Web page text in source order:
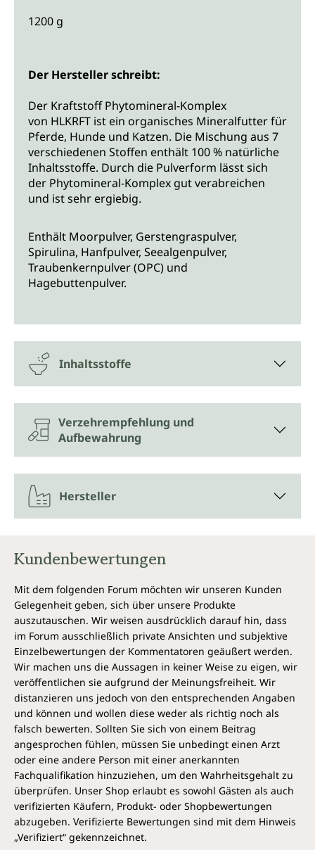
1200 g
Der Hersteller schreibt:
Der Kraftstoff Phytomineral-Komplex
von HLKRFT ist ein organisches Mineralfutter für
Pferde, Hunde und Katzen. Die Mischung aus 7
verschiedenen Stoffen enthält 100 % natürliche
Inhaltsstoffe. Durch die Pulverform lässt sich
der Phytomineral-Komplex gut verabreichen
und ist sehr ergiebig.
Enthält Moorpulver, Gerstengraspulver,
Spirulina, Hanfpulver, Seealgenpulver,
Traubenkernpulver (OPC) und
Hagebuttenpulver.
Inhaltsstoffe
Verzehrempfehlung und
Aufbewahrung
Hersteller
Kundenbewertungen
Mit dem folgenden Forum möchten wir unseren Kunden
Gelegenheit geben, sich über unsere Produkte
auszutauschen. Wir weisen ausdrücklich darauf hin, dass
im Forum ausschließlich private Ansichten und subjektive
Einzelbewertungen der Kommentatoren geäußert werden.
Wir machen uns die Aussagen in keiner Weise zu eigen, wir
veröffentlichen sie aufgrund der Meinungsfreiheit. Wir
distanzieren uns jedoch von den entsprechenden Angaben
und können und wollen diese weder als richtig noch als
falsch bewerten. Sollten Sie sich von einem Beitrag
angesprochen fühlen, müssen Sie unbedingt einen Arzt
oder eine andere Person mit einer anerkannten
Fachqualifikation hinzuziehen, um den Wahrheitsgehalt zu
überprüfen. Unser Shop erlaubt es sowohl Gästen als auch
verifizierten Käufern, Produkt- oder Shopbewertungen
abzugeben. Verifizierte Bewertungen sind mit dem Hinweis
„Verifiziert“ gekennzeichnet.